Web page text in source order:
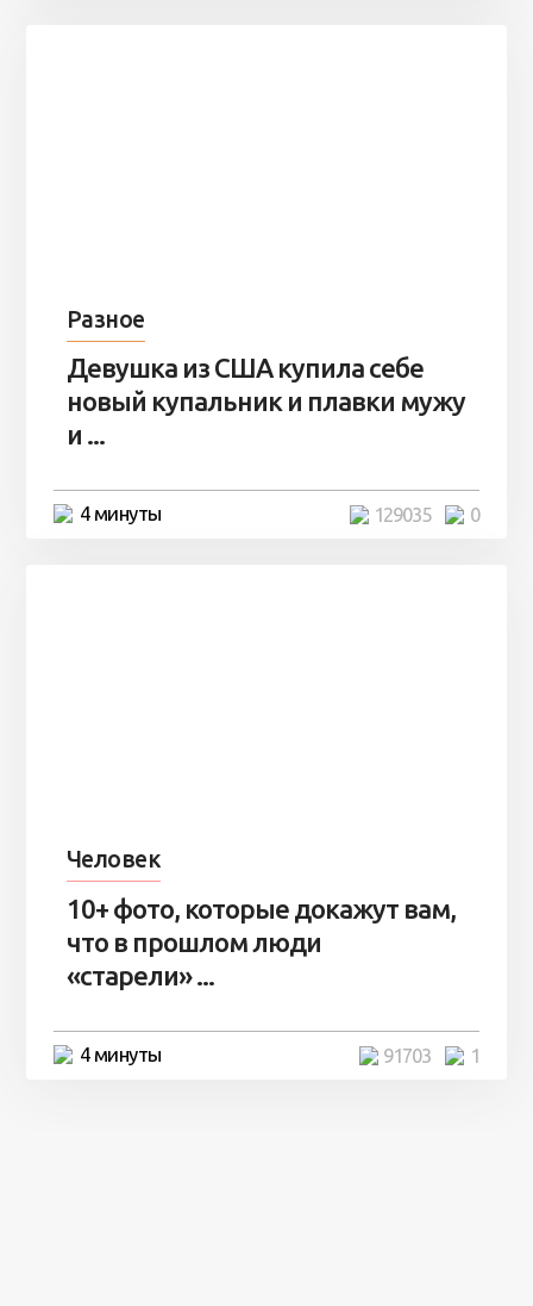
Разное
Девушка из США купила себе
новый купальник и плавки мужу
и ...
4 минуты 0
129035
Человек
10+ фото, которые докажут вам,
что в прошлом люди
«старели» ...
4 минуты 1
91703